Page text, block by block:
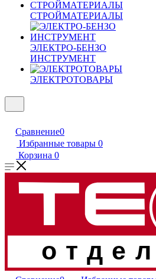
СТРОЙМАТЕРИАЛЫ
ЭЛЕКТРО-БЕНЗО
ИНСТРУМЕНТ
ЭЛЕКТРОТОВАРЫ
Сравнение0
Избранные товары 0
Корзина 0